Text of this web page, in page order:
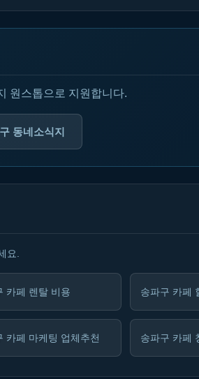
원스톱으로 지원합니다.
동네소식지
요.
카페 렌탈 비용 송파구 카페
카페 마케팅 업체추천 송파구 카페